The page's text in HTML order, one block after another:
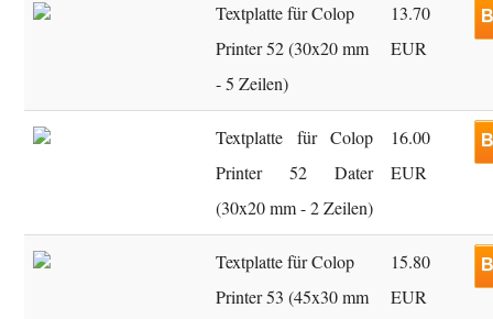
Textplatte für Colop
Printer 52 (30x20 mm
- 5 Zeilen)
13.70
EUR
Textplatte für Colop
Printer 52 Dater
(30x20 mm - 2 Zeilen)
16.00
EUR
Textplatte für Colop
Printer 53 (45x30 mm
15.80
EUR